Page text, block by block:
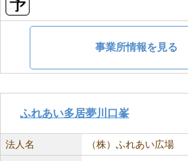
事業所情報を見る
ふれあい多居夢川口峯
法人名 （株）ふれあい広場